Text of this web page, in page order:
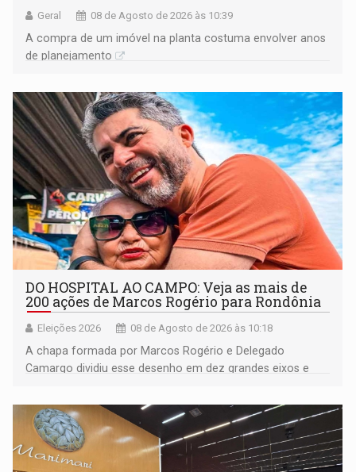
Geral 08 de Agosto de 2026 às 10:39
A compra de um imóvel na planta costuma envolver anos
de planejamento
DO HOSPITAL AO CAMPO: Veja as mais de
200 ações de Marcos Rogério para Rondônia
Eleições 2026 08 de Agosto de 2026 às 10:18
A chapa formada por Marcos Rogério e Delegado
Camargo dividiu esse desenho em dez grandes eixos e